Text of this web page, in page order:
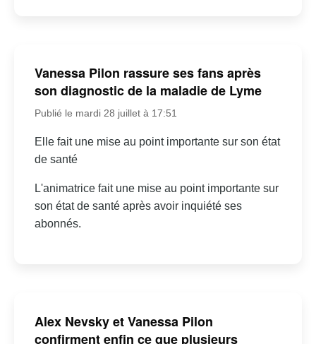
Vanessa Pilon rassure ses fans après
son diagnostic de la maladie de Lyme
Publié le mardi 28 juillet à 17:51
Elle fait une mise au point importante sur son état
de santé
L'animatrice fait une mise au point importante sur
son état de santé après avoir inquiété ses
abonnés.
Alex Nevsky et Vanessa Pilon
confirment enfin ce que plusieurs